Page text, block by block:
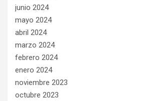
junio 2024
mayo 2024
abril 2024
marzo 2024
febrero 2024
enero 2024
noviembre 2023
octubre 2023